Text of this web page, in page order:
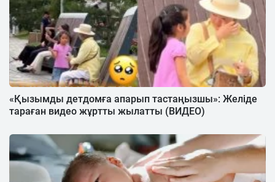
«Қызымды детдомға апарып тастаңызшы»: Желіде
тараған видео жұртты жылатты (ВИДЕО)